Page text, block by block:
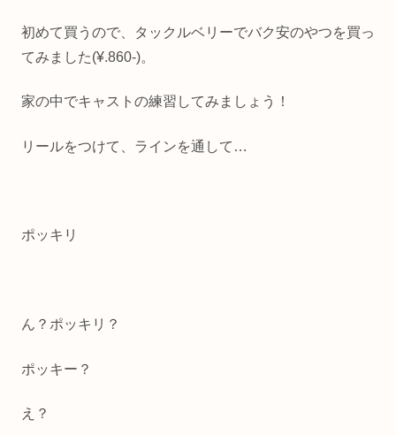
初めて買うので、タックルベリーでバク安のやつを買っ
てみました(¥.860-)。
家の中でキャストの練習してみましょう！
リールをつけて、ラインを通して…
ポッキリ
ん？ポッキリ？
ポッキー？
え？